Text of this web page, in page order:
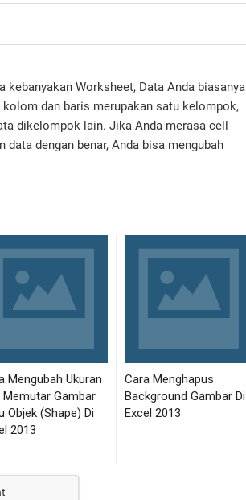
Worksheet, Data Anda biasanya
dan baris merupakan satu kelompok,
dikelompok lain. Jika Anda merasa cell
dengan benar, Anda bisa mengubah